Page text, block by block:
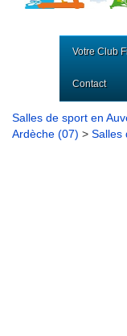
Votre Club
Contact
Salles de sport en
Ardèche (07) > Salles